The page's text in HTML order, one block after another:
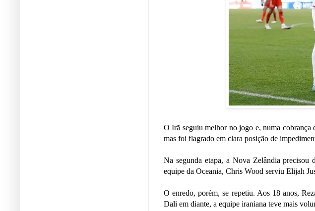
O Irã seguiu melhor no jogo e, numa cobrança
mas foi flagrado em clara posição de
Na segunda etapa, a Nova Zelândia precisou
equipe da Oceania, Chris Wood serviu Elijah
O enredo, porém, se repetiu. Aos 18 anos,
Dali em diante, a equipe iraniana teve mais